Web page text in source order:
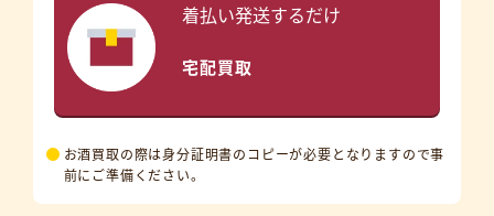
着払い発送するだけ
宅配買取
お酒買取の際は身分証明書のコピーが必要となりますので事
前にご準備ください。